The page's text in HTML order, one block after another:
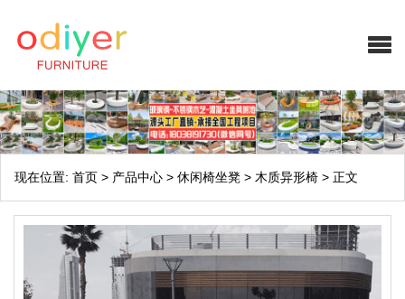
现在位置: 首页 > 产品中心 > 休闲椅坐凳 > 木质异形椅 > 正文